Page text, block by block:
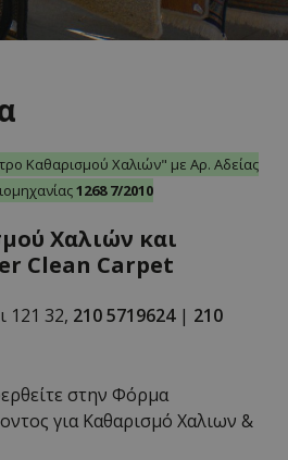
Καθαρισμού Χαλιών" με Αρ. Αδείας
1268 7/2010
Χαλιών και
Clean Carpet
121 32, 210 5719624| 210
στην Φόρμα
για Καθαρισμό Χαλιων &